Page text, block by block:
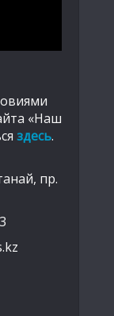
«Наш
здесь.
пр.